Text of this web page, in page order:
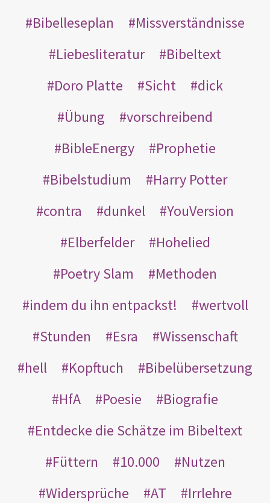
Bibelleseplan
Missverständnisse
Liebesliteratur
Bibeltext
Doro Platte
Sicht
dick
Übung
vorschreibend
BibleEnergy
Prophetie
Bibelstudium
Harry Potter
contra
dunkel
YouVersion
Elberfelder
Hohelied
Poetry Slam
Methoden
indem du ihn entpackst!
wertvoll
Stunden
Esra
Wissenschaft
hell
Kopftuch
Bibelübersetzung
HfA
Poesie
Biografie
Entdecke die Schätze im Bibeltext
Füttern
10.000
Nutzen
Widersprüche
AT
Irrlehre